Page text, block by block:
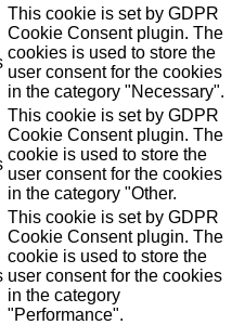
This cookie is set by GDPR
Cookie Consent plugin. The
cookies is used to store the
user consent for the cookies
in the category "Necessary".
This cookie is set by GDPR
Cookie Consent plugin. The
cookie is used to store the
user consent for the cookies
in the category "Other.
This cookie is set by GDPR
Cookie Consent plugin. The
cookie is used to store the
user consent for the cookies
in the category
"Performance".